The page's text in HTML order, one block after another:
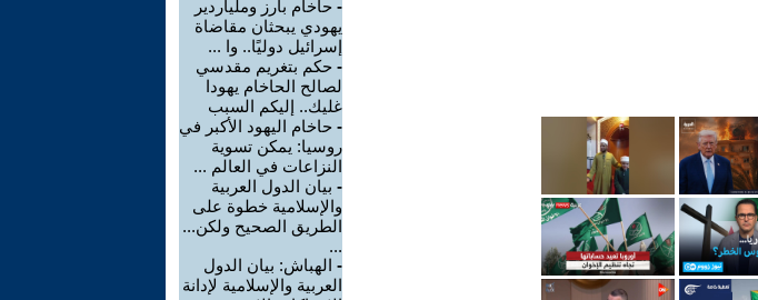
- حاخام بارز وملياردير
يهودي يبحثان مقاضاة
إسرائيل دوليًا.. وا ...
- حكم بتغريم مقدسي
لصالح الحاخام يهودا
غليك.. إليكم السبب
- حاخام اليهود الأكبر في
روسيا: يمكن تسوية
النزاعات في العالم ...
- بيان الدول العربية
والإسلامية خطوة على
الطريق الصحيح ولكن...
...
- الهباش: بيان الدول
العربية والإسلامية لإدانة